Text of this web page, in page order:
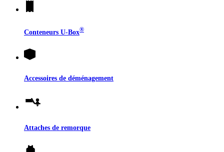
Conteneurs U-Box®
Accessoires de déménagement
Attaches de remorque